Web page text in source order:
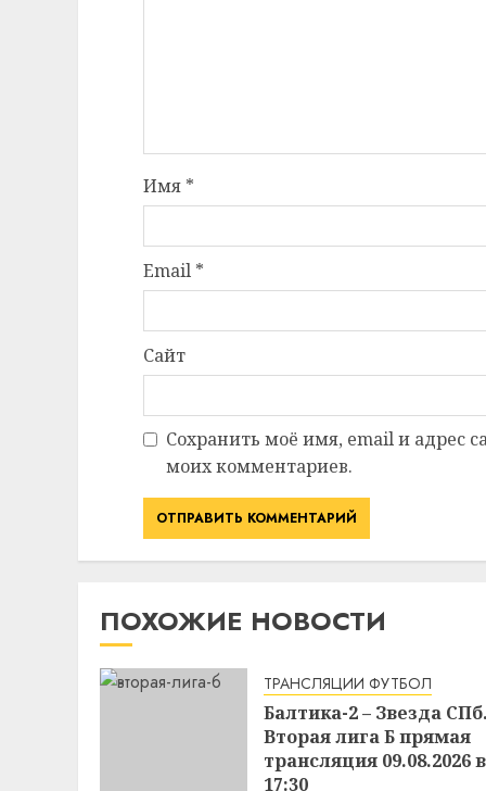
Имя *
Email *
Сайт
Сохранить моё имя, email и адрес
моих комментариев.
ПОХОЖИЕ НОВОСТИ
ТРАНСЛЯЦИИ ФУТБОЛ
Балтика-2 – Звезда СПб.
Вторая лига Б прямая
трансляция 09.08.2026 в
17:30